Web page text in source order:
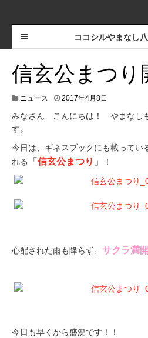
ココシルやまなし
信玄公まつり
ニュース 2017年4月8日
1
4
月
日
みなさん こんにちは！ やまなし
す。
今日は、ギネスブックにも載ってい
れる
「 信玄公まつり 」 ！
心配された雨も降らず、 サクラ満開
今日も早くから盛況です！！